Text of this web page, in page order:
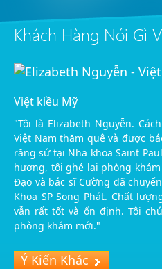
Khách Hàng Nói Gì
Việt kiều Mỹ
"Tôi là Elizabeth Nguyễn.
Việt Nam thăm quê và được
răng sứ tại Nha khoa Saint
hương, tôi ghé lại phòng
Đạo và bác sĩ Cường đã
Khoa SP Song Phát. Chất
vẫn rất tốt và ổn định. Tôi
phòng khám mới."
Ý Kiến Khác